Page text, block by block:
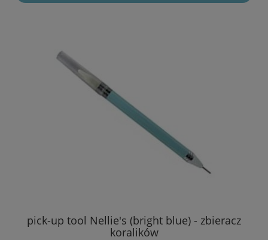
pick-up tool Nellie's (bright blue) - zbieracz
koralików